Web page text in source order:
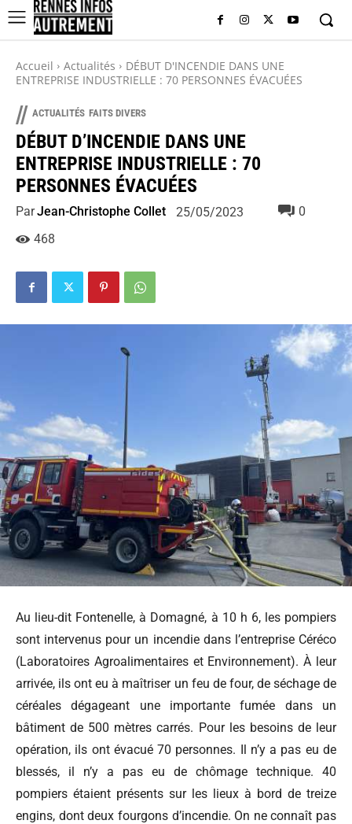
Accueil Actualités
DÉBUT D'INCENDIE DANS UNE
ENTREPRISE INDUSTRIELLE : 70 PERSONNES ÉVACUÉES
// ACTUALITÉS FAITS DIVERS
DÉBUT D’INCENDIE DANS UNE
ENTREPRISE INDUSTRIELLE : 70
PERSONNES ÉVACUÉES
ParJean-Christophe Collet 25/05/2023
0
468
Au lieu-dit Fontenelle, à Domagné, à 10 h 6, les pompiers
sont intervenus pour un incendie dans l’entreprise Céréco
(Laboratoires Agroalimentaires et Environnement). À leur
arrivée, ils ont eu à maîtriser un feu de four, de séchage de
céréales dégageant une importante fumée dans un
bâtiment de 500 mètres carrés. Pour les besoins de leur
opération, ils ont évacué 70 personnes. Il n’y a pas eu de
blessés, il n’y a pas eu de chômage technique. 40
pompiers étaient présents sur les lieux à bord de treize
engins, dont deux fourgons d’incendie. On ne connaît pas